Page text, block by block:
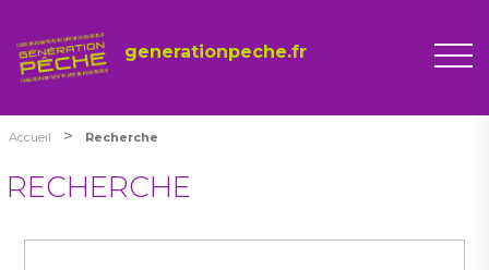
generationpeche.fr
Accueil > Recherche
RECHERCHE